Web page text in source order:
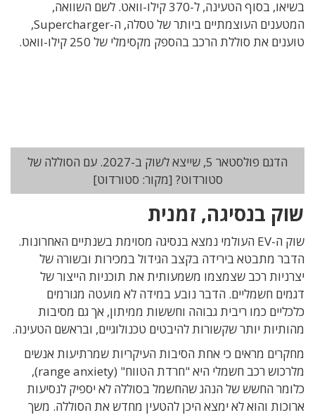
בשיאו, בסוף הטעינה, ל-370 קילו-וואט. לשם השוואה,
המטענים העוצמתיים ביותר של טסלה, ה-Supercharger,
טוענים את סוללת הרכב בהספק מקסימלי של 250 קילו-וואט.
הדגם פולסטאר 5, שייצא לשוק ב-2027. עם הסוללה של
סטורדוט? [מקור: סטורדוט]
שוק בנסיגה, זמנית
שוק ה-EV העולמי נמצא בנסיגה מסוימת בשנתיים האחרונות.
הדבר מתבטא בירידה בקצב הגידול במכירות ובשורה של
יצרניות רכב שצמצמו משמעותית את תוכניות הייצור של
דגמים חשמליים. הדבר נובע במידה לא מועטה מגורמים
כלכליים כמו ריבית גבוהה וחששות ממיתון, אך גם מסיבות
מהותיות יותר שקשורות להיבטים טכנולוגיים, ובראשם הטעינה.
מחקרים מראים כי אחת הסיבות העיקריות שמרתיעות אנשים
מלרכוש רכב חשמלי היא "חרדת הטווח" (range anxiety),
כלומר החשש של הנהג שהחשמל בסוללה לא יספיק לנסיעות
ארוכות והוא לא ימצא היכן להטעין מחדש את הסוללה. משך